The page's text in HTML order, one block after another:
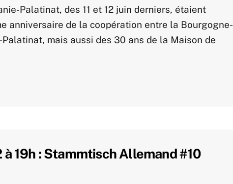
Palatinat, des 11 et 12 juin derniers, étaient
anniversaire de la coopération entre la Bourgogne-
mais aussi des 30 ans de la Maison de
19h : Stammtisch Allemand #10